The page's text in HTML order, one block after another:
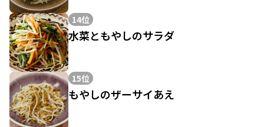
14位
水菜ともやしのサラダ
15位
もやしのザーサイあえ